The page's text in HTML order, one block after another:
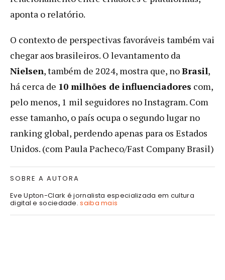
aponta o relatório.
O contexto de perspectivas favoráveis também vai
chegar aos brasileiros. O levantamento da
Nielsen, também de 2024, mostra que, noBrasil,
há cerca de 10 milhões de influenciadores com,
pelo menos, 1 mil seguidores no Instagram. Com
esse tamanho, o país ocupa o segundo lugar no
ranking global, perdendo apenas para os Estados
Unidos. (com Paula Pacheco/Fast Company Brasil)
SOBRE A AUTORA
Eve Upton-Clark é jornalista especializada em cultura
digital e sociedade.saiba mais